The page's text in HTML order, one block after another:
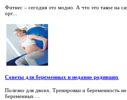
Фитнес – сегодня это модно. А что это такое на
орг...
Советы для беременных и недавно родивших
Полезно для двоих. Тренировки и беременность
беременных ...